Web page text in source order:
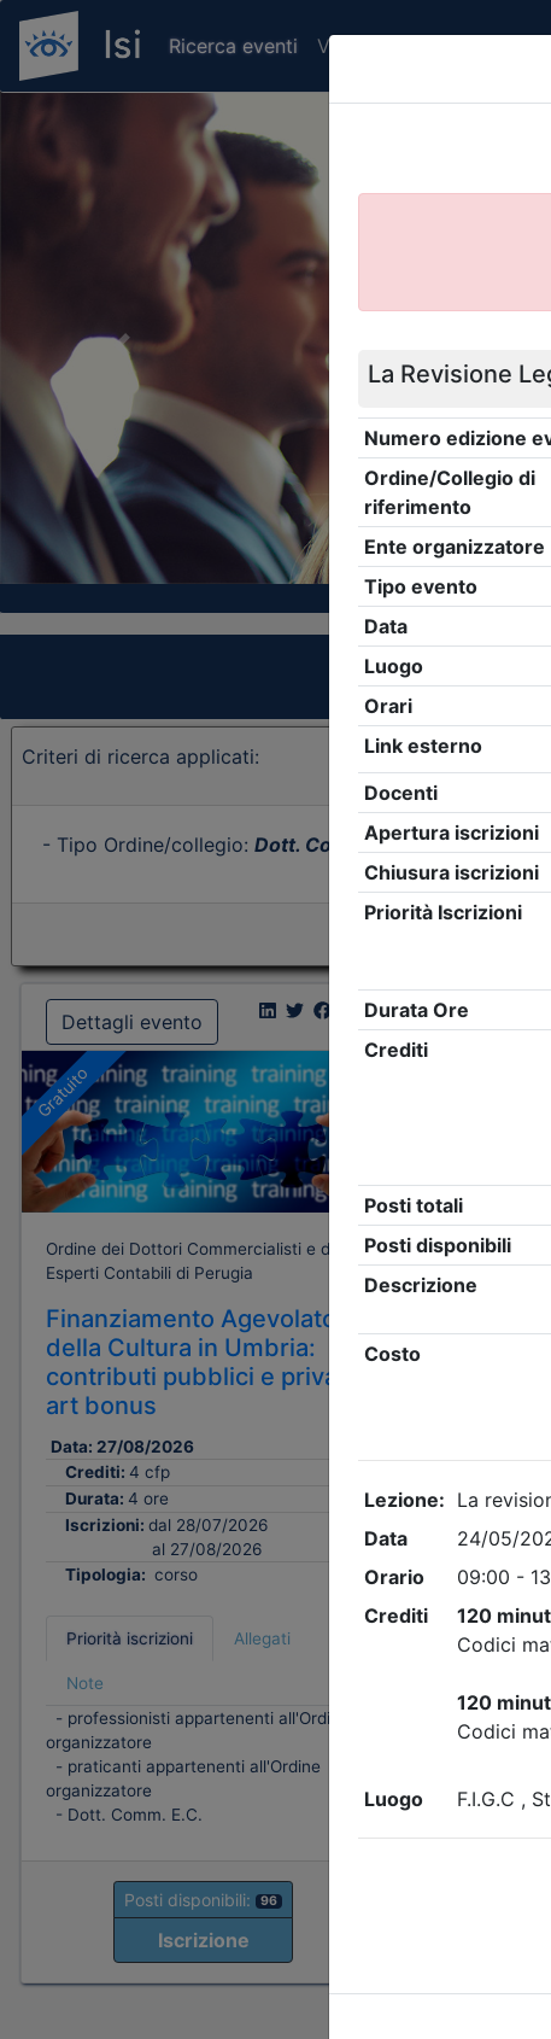
Ricerca eventi Verifica attestato di
Previous
Criteri di ricerca applicati:
- Tipo Ordine/collegio: Dott. Comm. E.C.- Ordine:
Dettagli evento
Gratuito
Ordine dei Dottori Commercialisti e degli
Esperti Contabili di Perugia
Finanziamento Agevolato
della Cultura in Umbria:
contributi pubblici e privati,
art bonus
Data: 27/08/2026
Crediti: 4 cfp
Durata: 4 ore
Iscrizioni: dal 28/07/2026
al 27/08/2026
Tipologia: corso
Priorità iscrizioni Allegati
Note
- professionisti appartenenti all'Ordine
organizzatore
- praticanti appartenenti all'Ordine
organizzatore
- Dott. Comm. E.C.
Posti disponibili: 96
Iscrizione
Dettagli
Ordine dei
ZES
Crediti:
Note
-
- praticanti
organizzatore
- Dott.